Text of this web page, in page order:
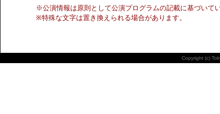
※公演情報は原則として公演プログラムの記載に基づいて
※特殊な文字は置き換えられる場合があります。
Copyright (c)